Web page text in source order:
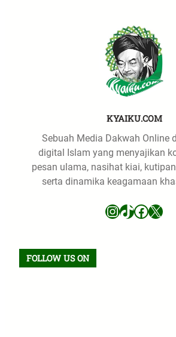
KYAIKU.COM
Sebuah Media Dakwah Online
digital Islam yang menyajikan
pesan ulama, nasihat kiai,
serta dinamika keagamaan
InstagramTikTok Facebook X
FOLLOW US ON